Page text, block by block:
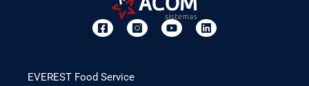
EVEREST Food Service